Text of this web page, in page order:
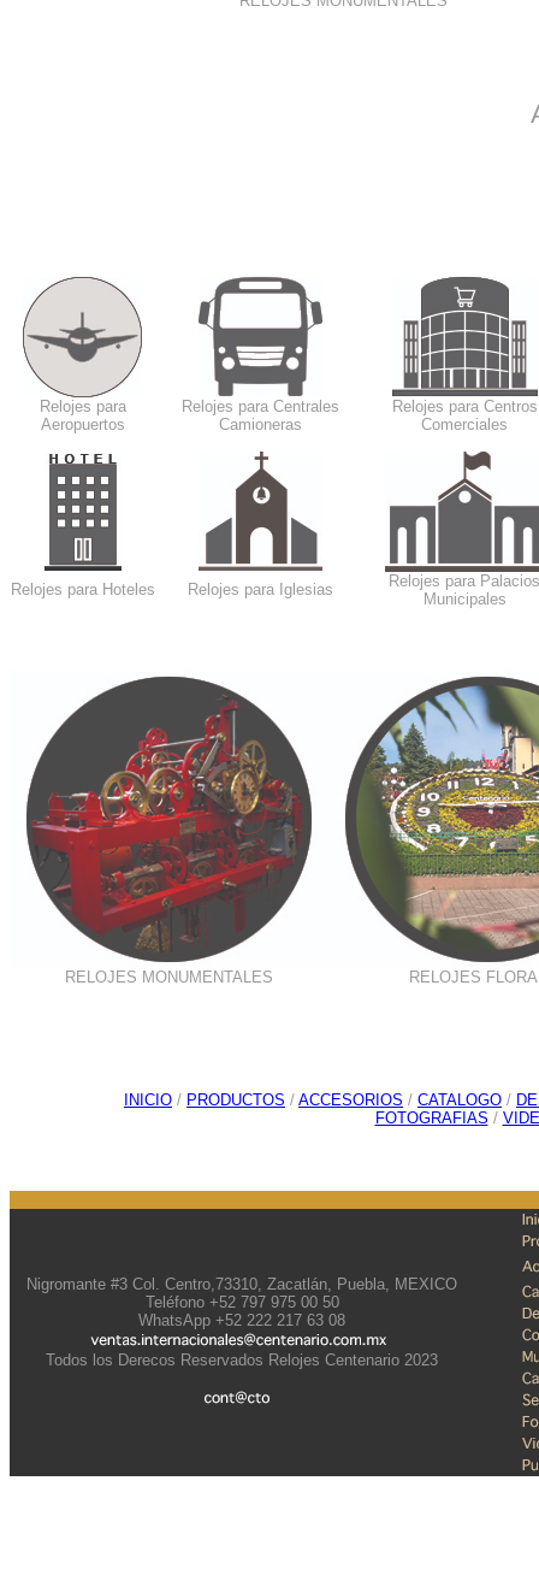
Relojes para
Aeropuertos
Relojes para Centrales
Camioneras
Relojes para Centros
Comerciales
Relojes para Hoteles Relojes para Iglesias
Relojes para Palacios
Municipales
RELOJES MONUMENTALES RELOJES
INICIO / PRODUCTOS / ACCESORIOS / CATALOGO /
FOTOGRAFIAS /
Nigromante #3 Col. Centro,73310, Zacatlán, Puebla, MEXICO
Teléfono +52 797 975 00 50
WhatsApp +52 222 217 63 08
Todos los Derecos Reservados Relojes Centenario 2023